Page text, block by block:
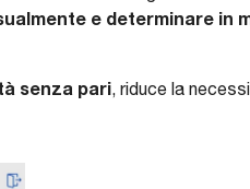
e determinare in
senza pari, riduce la